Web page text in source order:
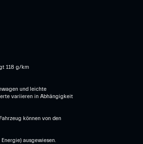
118 g/km
und leichte
variieren in Abhängigkeit
können von den
ausgewiesen.